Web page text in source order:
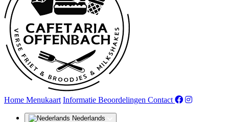
Home (huidige)
Menukaart Informatie Beoordelingen Contact
Nederlands